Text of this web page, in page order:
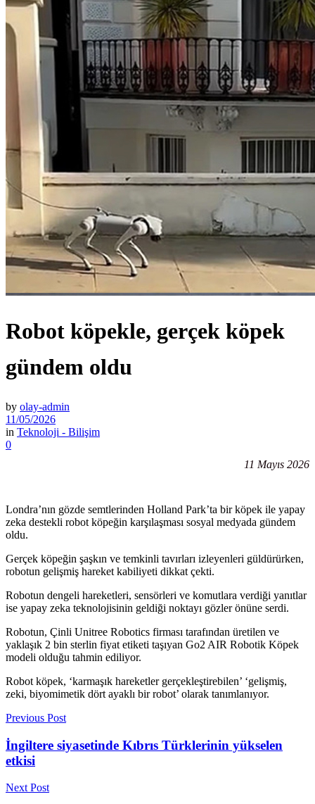
Robot köpekle, gerçek köpek
gündem oldu
by olay-admin
11/05/2026
in Teknoloji - Bilişim
0
11 Mayıs 2026
Londra’nın gözde semtlerinden Holland Park’ta bir köpek ile yapay
zeka destekli robot köpeğin karşılaşması sosyal medyada gündem
oldu.
Gerçek köpeğin şaşkın ve temkinli tavırları izleyenleri güldürürken,
robotun gelişmiş hareket kabiliyeti dikkat çekti.
Robotun dengeli hareketleri, sensörleri ve komutlara verdiği yanıtlar
ise yapay zeka teknolojisinin geldiği noktayı gözler önüne serdi.
Robotun, Çinli Unitree Robotics firması tarafından üretilen ve
yaklaşık 2 bin sterlin fiyat etiketi taşıyan Go2 AIR Robotik Köpek
modeli olduğu tahmin ediliyor.
Robot köpek, ‘karmaşık hareketler gerçekleştirebilen’ ‘gelişmiş,
zeki, biyomimetik dört ayaklı bir robot’ olarak tanımlanıyor.
Previous Post
İngiltere siyasetinde Kıbrıs Türklerinin yükselen
etkisi
Next Post